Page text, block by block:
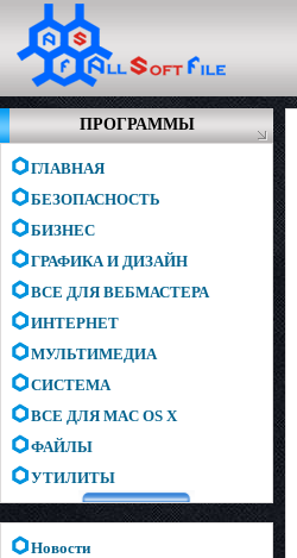
ПРОГРАММЫ
ГЛАВНАЯ
БЕЗОПАСНОСТЬ
БИЗНЕС
ГРАФИКА И ДИЗАЙН
ВСЕ ДЛЯ ВЕБМАСТЕРА
ИНТЕРНЕТ
МУЛЬТИМЕДИА
СИСТЕМА
ВСЕ ДЛЯ MAC OS X
ФАЙЛЫ
УТИЛИТЫ
Новости